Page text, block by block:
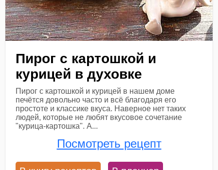
Пирог с картошкой и
курицей в духовке
Пирог с картошкой и курицей в нашем доме
печётся довольно часто и всё благодаря его
простоте и классике вкуса. Наверное нет таких
людей, которые не любят вкусовое сочетание
"курица-картошка". А...
Посмотреть рецепт